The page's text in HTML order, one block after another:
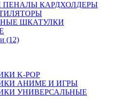
ПЕНАЛЫ КАРДХОЛДЕРЫ
ШКАТУЛКИ
(12)
K-POP
АНИМЕ И ИГРЫ
УНИВЕРСАЛЬНЫЕ